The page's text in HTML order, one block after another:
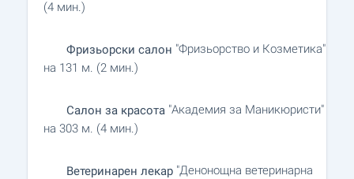
(4 мин.)
Фризьорски салон "Фризьорство и Козметика"
на 131 м. (2 мин.)
Салон за красота "Академия за Маникюристи"
на 303 м. (4 мин.)
Ветеринарен лекар "Денонощна ветеринарна